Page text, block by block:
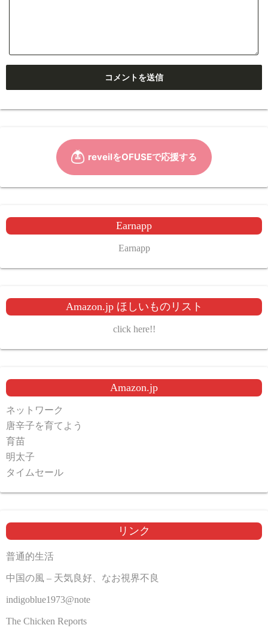
Earnapp
Earnapp
Amazon.jp ほしいものリスト
click here!!
Amazon.jp
ネットワーク
唐辛子を育てよう
育苗
明太子
タイムセール
リンク
普通的生活
中国の風 – 天気良好、なお視界不良
indigoblue1973@note
The Chicken Reports